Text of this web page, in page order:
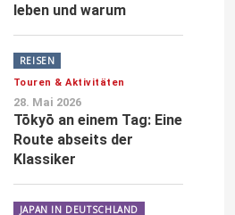
leben und warum
REISEN
Touren & Aktivitäten
28. Mai 2026
Tōkyō an einem Tag: Eine
Route abseits der
Klassiker
JAPAN IN DEUTSCHLAND